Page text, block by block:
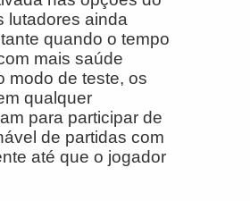
lutadores ainda
quando o tempo
mais saúde
modo de teste, os
qualquer
para participar de
de partidas com
até que o jogador